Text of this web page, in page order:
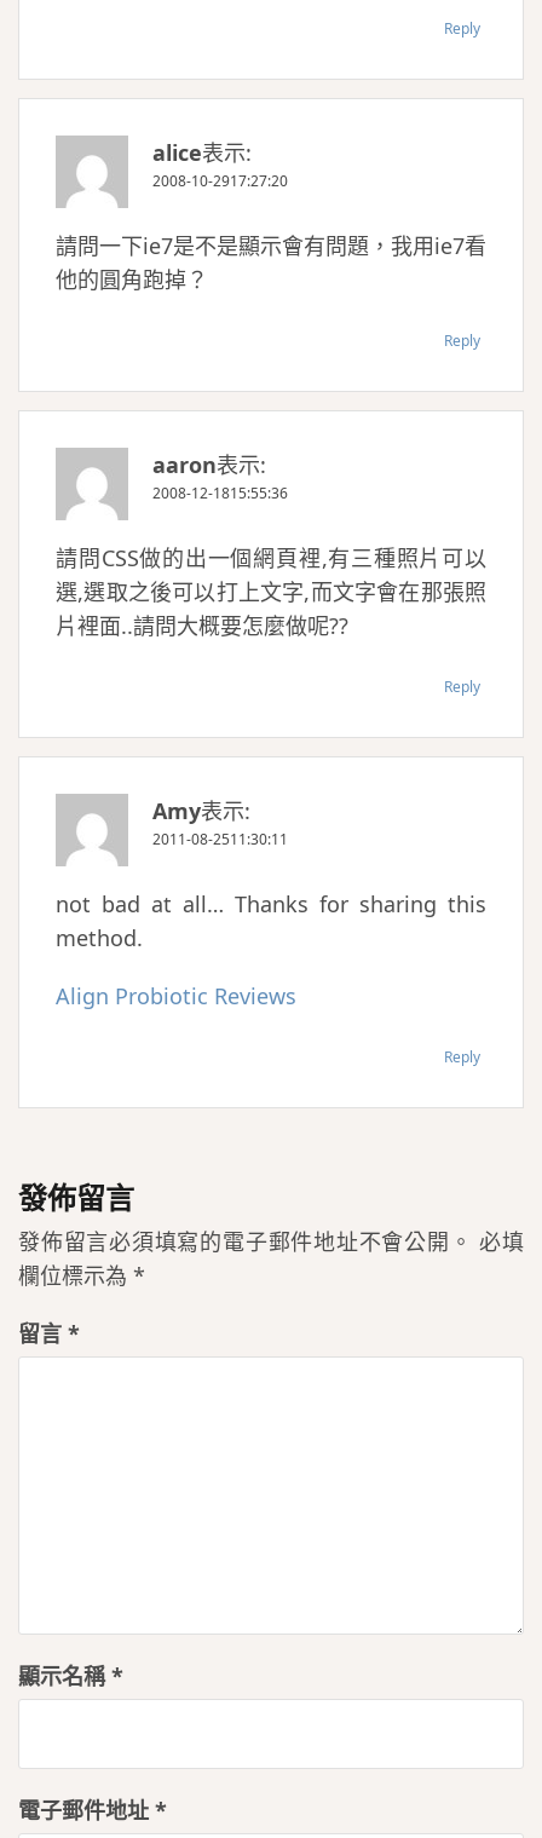
Reply
alice表示:
2008-10-2917:27:20
請問一下ie7是不是顯示會有問題，我用ie7看
他的圓角跑掉？
Reply
aaron表示:
2008-12-1815:55:36
請問CSS做的出一個網頁裡,有三種照片可以
選,選取之後可以打上文字,而文字會在那張照
片裡面..請問大概要怎麼做呢??
Reply
Amy表示:
2011-08-2511:30:11
not bad at all… Thanks for sharing this
method.
Align Probiotic Reviews
Reply
發佈留言
發佈留言必須填寫的電子郵件地址不會公開。 必填
欄位標示為 *
留言 *
顯示名稱*
電子郵件地址 *